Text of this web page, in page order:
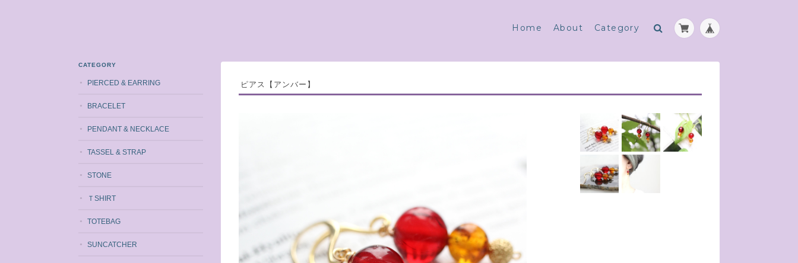
Home About Category
ピアス【アンバー】
CATEGORY
PIERCED & EARRING
BRACELET
PENDANT & NECKLACE
TASSEL & STRAP
STONE
ＴSHIRT
TOTEBAG
SUNCATCHER